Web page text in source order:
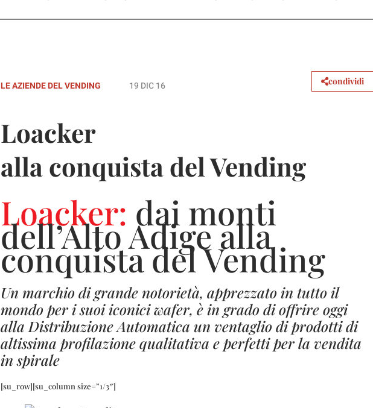
LE AZIENDE DEL VENDING 19 DIC 16 condividi
Loacker
alla conquista del Vending
Loacker: dai monti
dell’Alto Adige alla
conquista del Vending
Un marchio di grande notorietà, apprezzato in tutto il
mondo per i suoi iconici wafer, è in grado di offrire oggi
alla Distribuzione Automatica un ventaglio di prodotti di
altissima profilazione qualitativa e perfetti per la vendita
in spirale
[su_row][su_column size=”1/3″]